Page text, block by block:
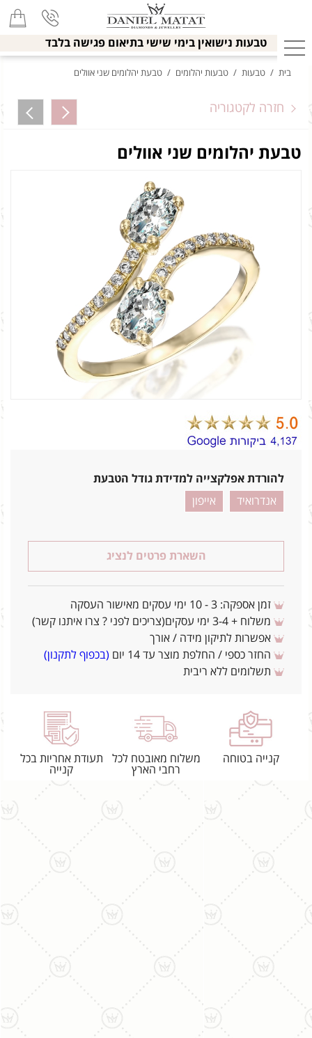
טבעות נישואין בימי שישי בתיאום פגישה בלבד
בית / טבעות / טבעות יהלומים / טבעת יהלומים שני אוולים
חזרה לקטגוריה
טבעת יהלומים שני אוולים
להורדת אפלקצייה למדידת גודל הטבעת
אנדרואיד
אייפון
השארת פרטים לנציג
זמן אספקה: 3 - 10 ימי עסקים מאישור העסקה
משלוח + 3-4 ימי עסקים(צריכים לפני ? צרו איתנו קשר)
אפשרות לתיקון מידה / אורך
החזר כספי / החלפת מוצר עד 14 יום
(בכפוף לתקנון)
תשלומים ללא ריבית
קנייה בטוחה
משלוח מאובטח לכל
רחבי הארץ
תעודת אחריות בכל
קנייה